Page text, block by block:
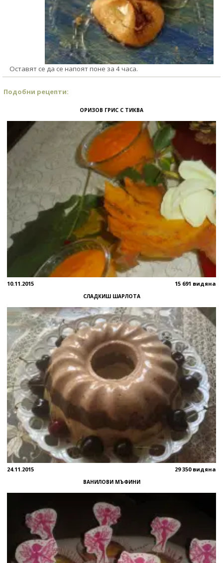
Оставят се да се напоят поне за 4 часа.
Подобни рецепти:
ОРИЗОВ ГРИС С ТИКВА
10.11.2015 15 691 видяна
СЛАДКИШ ШАРЛОТА
24.11.2015 29 350 видяна
ВАНИЛОВИ МЪФИНИ